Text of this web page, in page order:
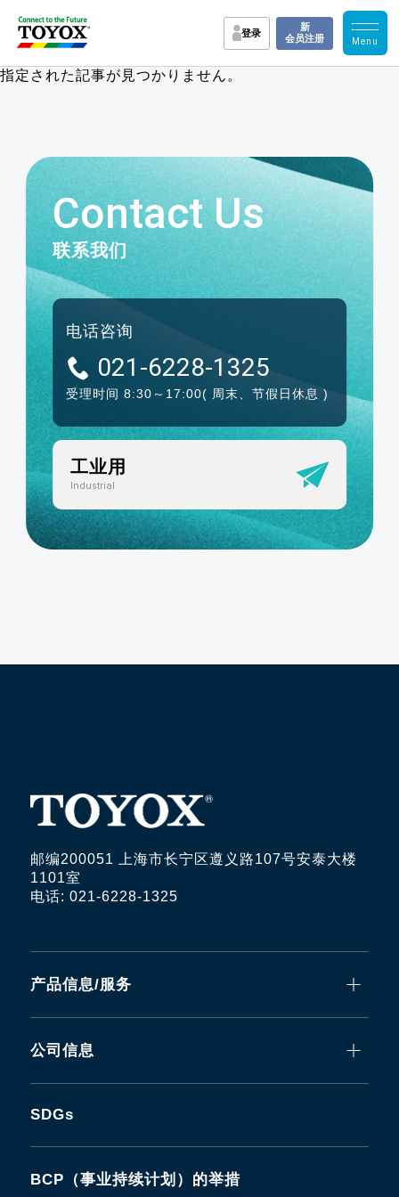
登录
新
会员注册
指定された記事が見つかりません。
Contact Us
联系我们
电话咨询
021-6228-1325
受理时间 8:30～17:00( 周末、节假日休息 )
工业用
Industrial
邮编200051 上海市长宁区遵义路107号安泰大楼
1101室
电话: 021-6228-1325
产品信息/服务
公司信息
SDGs
BCP（事业持续计划）的举措